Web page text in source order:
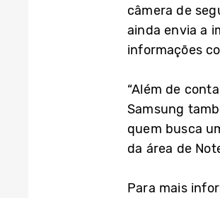
câmera de
ainda envia a
informações
“Além de
Samsung
quem busca
da área de
Para mais